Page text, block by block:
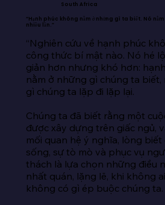
South Africa
“Hạnh phúc không nằm ở những gì ta biết. Nó
nhiều lần.”
“Nghiên cứu về hạnh phúc
công thức bí mật nào. Nó hé
giản hơn nhưng khó hơn:
nằm ở những gì chúng ta biết,
gì chúng ta lặp đi lặp lại.
Chúng ta đã biết rằng một
được xây dựng trên giấc ngủ,
mối quan hệ ý nghĩa, lòng biết
sống, sự tò mò và phục vụ
thách là lựa chọn những điều
nhất quán, lặng lẽ, khi không
không có gì ép buộc chúng ta.